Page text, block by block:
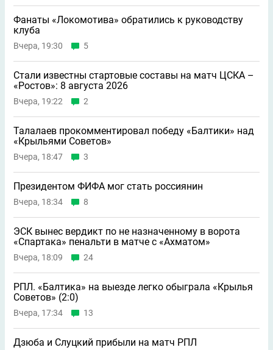
Фанаты «Локомотива» обратились к руководству
клуба
Вчера, 19:30 5
Стали известны стартовые составы на матч ЦСКА –
«Ростов»: 8 августа 2026
Вчера, 19:22 2
Талалаев прокомментировал победу «Балтики» над
«Крыльями Советов»
Вчера, 18:47 3
Президентом ФИФА мог стать россиянин
Вчера, 18:34 8
ЭСК вынес вердикт по не назначенному в ворота
«Спартака» пенальти в матче с «Ахматом»
Вчера, 18:09 24
РПЛ. «Балтика» на выезде легко обыграла «Крылья
Советов» (2:0)
Вчера, 17:34 13
Дзюба и Слуцкий прибыли на матч РПЛ